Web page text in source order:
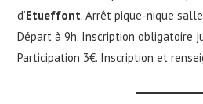
d’Etueffont. Arrêt pique-nique
Départ à 9h. Inscription obligatoire
Participation 3€. Inscription et